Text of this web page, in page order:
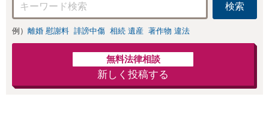
検索
例） 離婚 慰謝料 誹謗中傷 相続 遺産 著作物 違法
無料法律相談
新しく投稿する